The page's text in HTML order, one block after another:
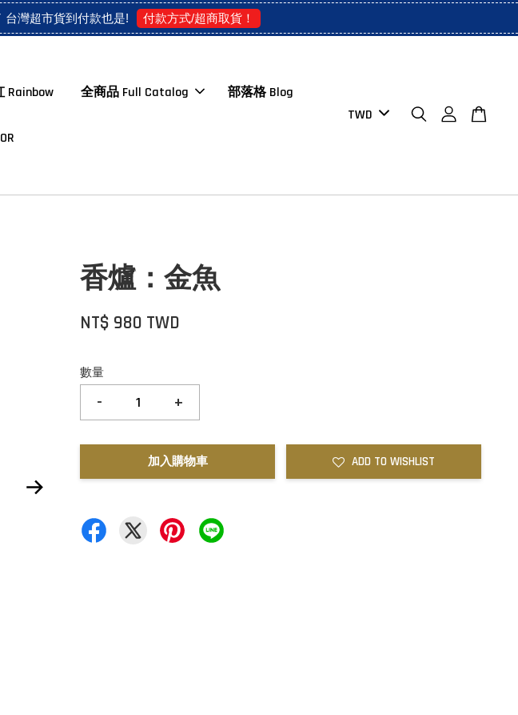
台灣超市貨到付款也是! 付款方式/超商取貨！
Rainbow 全商品 Full Catalog 部落格 Blog
香爐：金魚
NT$ 980 TWD
數量
- +
加入購物車 ADD TO WISHLIST